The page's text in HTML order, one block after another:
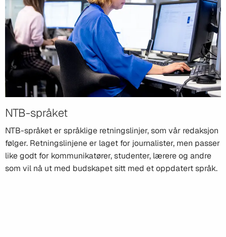
NTB-språket
NTB-språket er språklige retningslinjer, som vår redaksjon
følger. Retningslinjene er laget for journalister, men passer
like godt for kommunikatører, studenter, lærere og andre
som vil nå ut med budskapet sitt med et oppdatert språk.